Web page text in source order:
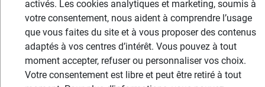
Bonjour,
mon artisan s'est aussi loupé avec des
fournitures achetées chez Lapeyre et de
la mosaïque Briare. Depuis, je recolle et
rejointe avec une colle D2 ParexLanko
activés. Les cookies analytiques et marketing, soumis à
votre consentement, nous aident à comprendre l’usage
que vous faites du site et à vous proposer des contenus
adaptés à vos centres d’intérêt. Vous pouvez à tout
moment accepter, refuser ou personnaliser vos choix.
Votre consentement est libre et peut être retiré à tout